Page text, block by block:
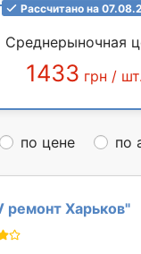
Рассчитано на
Среднерыночная
1433 грн / шт.
по цене по
ремонт Харьков"